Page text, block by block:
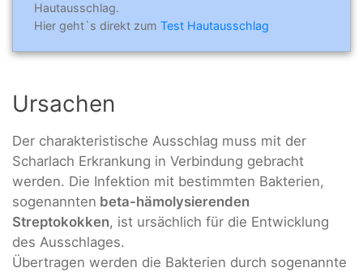
Hautausschlag.
Hier geht`s direkt zum Test Hautausschlag
Ursachen
Der charakteristische Ausschlag muss mit der
Scharlach Erkrankung in Verbindung gebracht
werden. Die Infektion mit bestimmten Bakterien,
sogenannten beta-hämolysierenden
Streptokokken, ist ursächlich für die Entwicklung
des Ausschlages.
Übertragen werden die Bakterien durch sogenannte